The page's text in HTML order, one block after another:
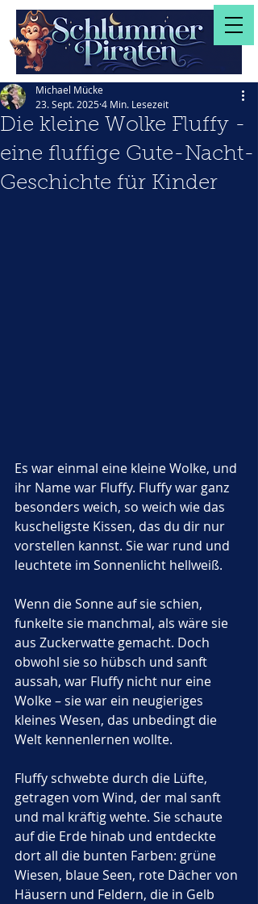
Die kleine Wolke Fluffy -
eine fluffige Gute-Nacht-
Geschichte für Kinder
Michael Mücke
23. Sept. 20254 Min. Lesezeit
Es war einmal eine kleine Wolke, und
ihr Name war Fluffy. Fluffy war ganz
besonders weich, so weich wie das
kuscheligste Kissen, das du dir nur
vorstellen kannst. Sie war rund und
leuchtete im Sonnenlicht hellweiß.
Wenn die Sonne auf sie schien,
funkelte sie manchmal, als wäre sie
aus Zuckerwatte gemacht. Doch
obwohl sie so hübsch und sanft
aussah, war Fluffy nicht nur eine
Wolke – sie war ein neugieriges
kleines Wesen, das unbedingt die
Welt kennenlernen wollte.
Fluffy schwebte durch die Lüfte,
getragen vom Wind, der mal sanft
und mal kräftig wehte. Sie schaute
auf die Erde hinab und entdeckte
dort all die bunten Farben: grüne
Wiesen, blaue Seen, rote Dächer von
Häusern und Feldern, die in Gelb